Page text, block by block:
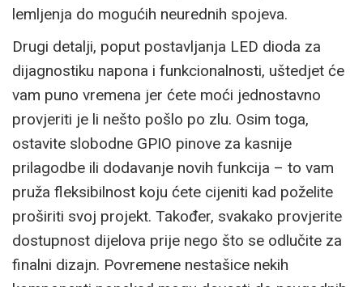
lemljenja do mogućih neurednih spojeva.
Drugi detalji, poput postavljanja LED dioda za
dijagnostiku napona i funkcionalnosti, uštedjet će
vam puno vremena jer ćete moći jednostavno
provjeriti je li nešto pošlo po zlu. Osim toga,
ostavite slobodne GPIO pinove za kasnije
prilagodbe ili dodavanje novih funkcija – to vam
pruža fleksibilnost koju ćete cijeniti kad poželite
proširiti svoj projekt. Također, svakako provjerite
dostupnost dijelova prije nego što se odlučite za
finalni dizajn. Povremene nestašice nekih